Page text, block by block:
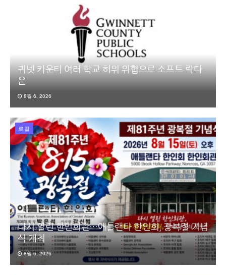
귀넷 카운티 여러 학교 허위 위협으로 소프트 락다
운
8월 6, 2026
로컬
다시 열린 한인회관…애틀랜타 한인회, 광복절 기념
식 개최
8월 6, 2026